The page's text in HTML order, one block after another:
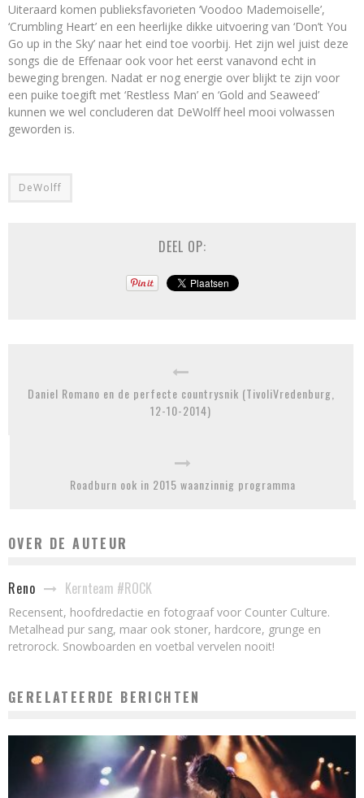
Uiteraard komen publieksfavorieten ‘Voodoo Mademoiselle’,
‘Crumbling Heart’ en een heerlijke dikke uitvoering van ‘Don’t You
Go up in the Sky’ naar het eind toe voorbij. Het zijn wel juist deze
songs die de Effenaar ook voor het eerst vanavond echt in
beweging brengen. Nadat er nog energie over blijkt te zijn voor
een puike toegift met ‘Restless Man’ en ‘Gold and Seaweed’
kunnen we wel concluderen dat DeWolff heel mooi volwassen
geworden is.
DeWolff
DEEL OP:
Daniel Romano en de perfecte countrysnik (TivoliVredenburg,
12-10-2014)
Roadburn ook in 2015 waanzinnig programma
OVER DE AUTEUR
Reno Kernteam #ROCK
Recensent, hoofdredactie en fotograaf voor Counter Culture.
Metalhead pur sang, maar ook stoner, hardcore, grunge en
retrorock. Snowboarden en voetbal vervelen nooit!
GERELATEERDE BERICHTEN